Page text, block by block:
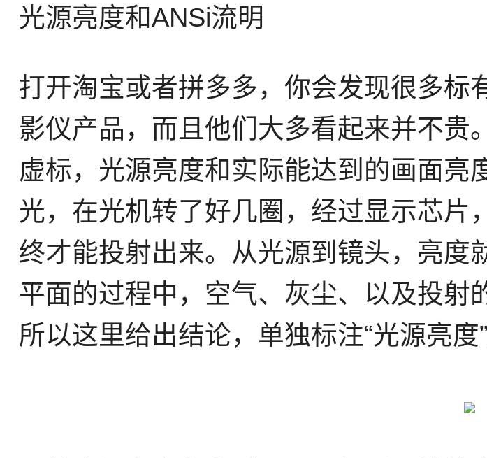
光源亮度和ANSi流明
打开淘宝或者拼多多，你会发现很多标
影仪产品，而且他们大多看起来并不贵
虚标，光源亮度和实际能达到的画面亮
光，在光机转了好几圈，经过显示芯片
终才能投射出来。从光源到镜头，亮度
平面的过程中，空气、灰尘、以及投射
所以这里给出结论，单独标注“光源亮度